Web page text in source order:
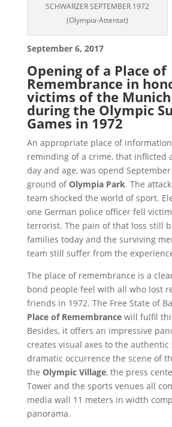
SCHWARZER SEPTEMBER 1972
(Olympia-Attentat)
September 6, 2017
Opening of a Place of
Remembrance in
victims of the Munich
during the Olympic
Games in 1972
An appropriate place of
reminding of a crime, that inflicted
day and age, was opend
ground ofOlympia Park. The
team shocked the world of sport.
one German police officer fell
terrorist. The pain of that loss still
families today and the surviving
team still suffer from the
The place of remembrance is a
bond people feel with all who lost
friends in 1972. The Free State of
Place of Remembrancewill fulfil
Besides, it offers an impressive
creates visual axes to the authentic
dramatic occurrence the scene of
the Olympic Village, the press
Tower and the sports venues all
media wall 11 meters in width
panorama.